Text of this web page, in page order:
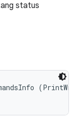
status